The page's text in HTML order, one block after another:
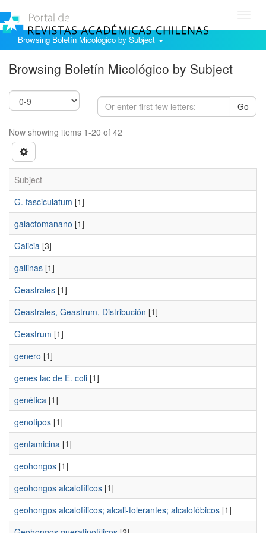
Browsing Boletín Micológico by Subject
Browsing Boletín Micológico by Subject
Go
Now showing items 1-20 of 42
Subject
G. fasciculatum [1]
galactomanano [1]
Galicia [3]
gallinas [1]
Geastrales [1]
Geastrales, Geastrum, Distribución [1]
Geastrum [1]
genero [1]
genes lac de E. coli [1]
genética [1]
genotipos [1]
gentamicina [1]
geohongos [1]
geohongos alcalofílicos [1]
geohongos alcalofílicos; alcali-tolerantes; alcalofóbicos [1]